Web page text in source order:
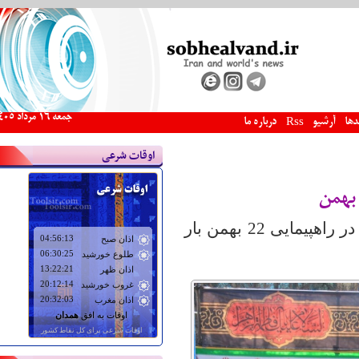
آرشیو Rss درباره ما جمعه 16 مرداد 1405
اوقات شرعی
، مردم همدان با حضور در راهپیمایی 22 بهمن بار